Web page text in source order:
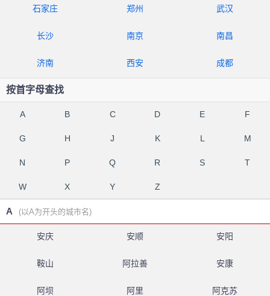
石家庄 郑州 武汉
长沙 南京 南昌
济南 西安 成都
按首字母查找
A B C D E F
G H J K L M
N P Q R S T
W X Y Z
A (以A为开头的城市名)
安庆 安顺 安阳
鞍山 阿拉善 安康
阿坝 阿里 阿克苏